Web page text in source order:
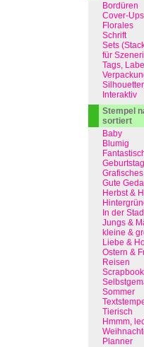
Bordüren
Cover-Ups
Florales
Schrift
Sets
für
Tags,
Interaktiv
Stempel
sortiert
Baby
Blumig
Geburtstag
Grafisches
Gute
Herbst &
In der
Jungs &
kleine &
Liebe &
Ostern &
Reisen
Sommer
Tierisch
Hmmm,
Planner